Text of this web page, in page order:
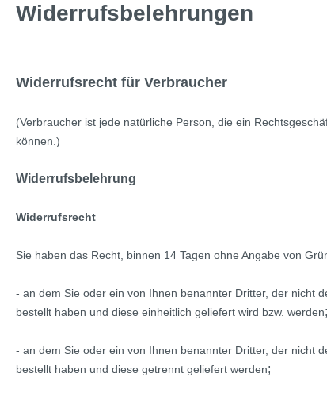
Widerrufsbelehrungen
Widerrufsrecht für Verbraucher
(Verbraucher ist jede natürliche Person, die ein
können.)
Widerrufsbelehrung
Widerrufsrecht
Sie haben das Recht, binnen 14 Tagen ohne Angabe von
- an dem Sie oder ein von Ihnen benannter Dritter, der nicht
bestellt haben und diese einheitlich geliefert wird bzw. werden;
- an dem Sie oder ein von Ihnen benannter Dritter, der nicht
bestellt haben und diese getrennt geliefert werden;